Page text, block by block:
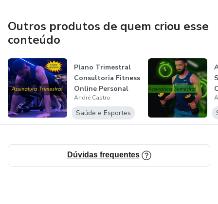
Outros produtos de quem criou esse
conteúdo
Plano Trimestral
Consultoria Fitness
Online Personal
André C...
André Castro
Saúde e Esportes
Dúvidas frequentes